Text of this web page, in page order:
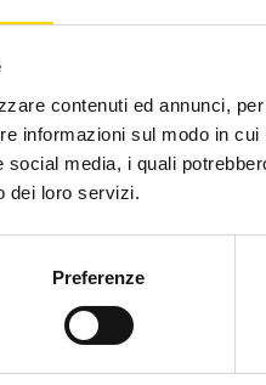
contenuti ed annunci,
informazioni sul modo in
social media, i quali
dei loro servizi.
Preferenze